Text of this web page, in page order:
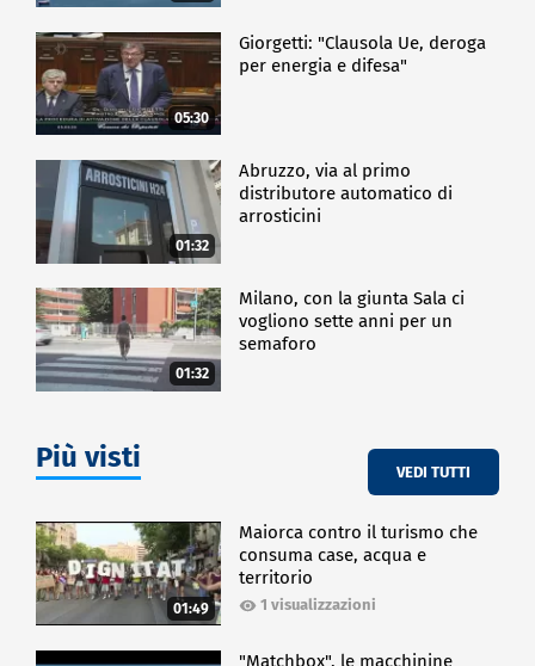
05:30
Giorgetti: "Clausola Ue, deroga
per energia e difesa"
01:32
Abruzzo, via al primo
distributore automatico di
arrosticini
01:32
Milano, con la giunta Sala ci
vogliono sette anni per un
semaforo
Più visti VEDI TUTTI
01:49
Maiorca contro il turismo che
consuma case, acqua e
territorio
1 visualizzazioni
"Matchbox", le macchinine